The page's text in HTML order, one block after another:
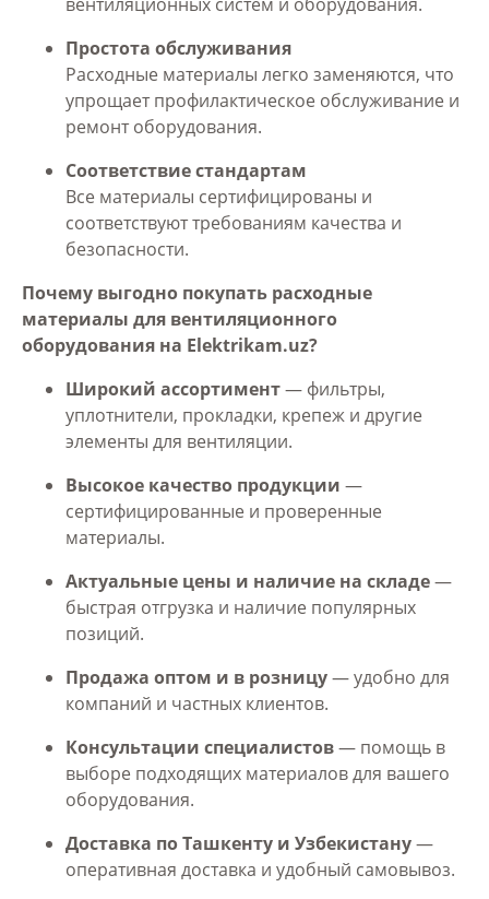
Простота обслуживания
Расходные материалы легко заменяются, что
упрощает профилактическое обслуживание и
ремонт оборудования.
Соответствие стандартам
Все материалы сертифицированы и
соответствуют требованиям качества и
безопасности.
Почему выгодно покупать расходные
материалы для вентиляционного
оборудования на Elektrikam.uz?
Широкий ассортимент— фильтры,
уплотнители, прокладки, крепеж и другие
элементы для вентиляции.
Высокое качество продукции —
сертифицированные и проверенные
материалы.
Актуальные цены и наличие на складе—
быстрая отгрузка и наличие популярных
позиций.
Продажа оптом и в розницу— удобно для
компаний и частных клиентов.
Консультации специалистов— помощь в
выборе подходящих материалов для вашего
оборудования.
Доставка по Ташкенту и Узбекистану—
оперативная доставка и удобный самовывоз.